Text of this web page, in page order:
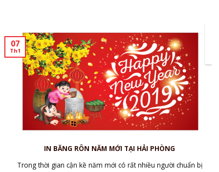
IN BĂNG RÔN NĂM MỚI TẠI HẢI PHÒNG
Trong thời gian cận kề năm mới có rất nhiều người chuẩn bị
07
Th1